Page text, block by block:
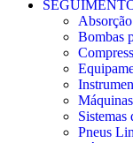
Bombas
Sistemas
Pneus